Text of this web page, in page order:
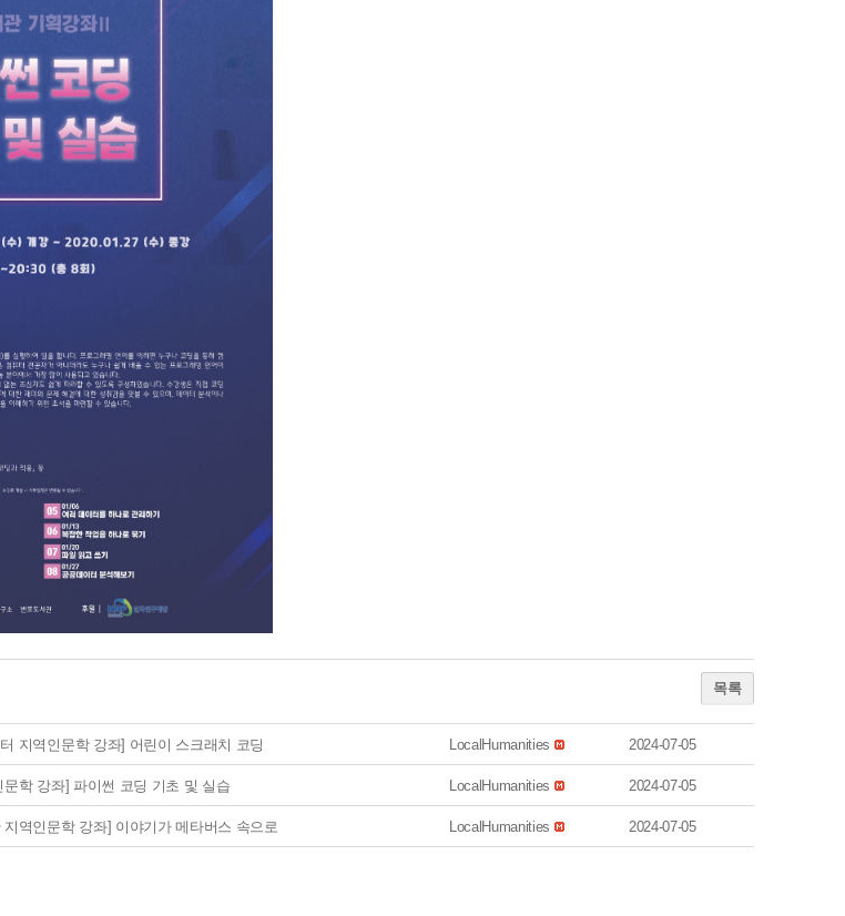
목록
지역인문학 강좌] 어린이 스크래치 코딩 LocalHumanities 2024-07-05
문학 강좌] 파이썬 코딩 기초 및 실습 LocalHumanities 2024-07-05
지역인문학 강좌] 이야기가 메타버스 속으로 LocalHumanities 2024-07-05